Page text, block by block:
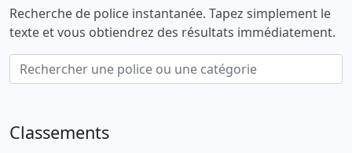
Recherche de police instantanée. Tapez simplement le
texte et vous obtiendrez des résultats immédiatement.
Classements